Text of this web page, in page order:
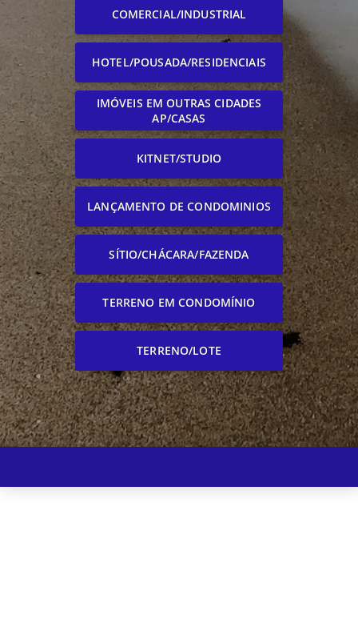
COMERCIAL/INDUSTRIAL
HOTEL/POUSADA/RESIDENCIAIS
IMÓVEIS EM OUTRAS CIDADES
AP/CASAS
KITNET/STUDIO
LANÇAMENTO DE CONDOMINIOS
SÍTIO/CHÁCARA/FAZENDA
TERRENO EM CONDOMÍNIO
TERRENO/LOTE